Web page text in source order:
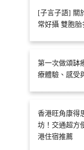
[子言子語] 關
常好攝 雙胞
第一次做頌缽
療體驗、感受
香港旺角康得
坊！交通超方
港住宿推薦